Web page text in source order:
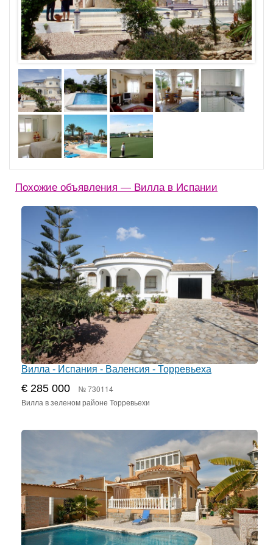
Похожие объявления — Вилла в Испании
Вилла - Испания - Валенсия - Торревьеха
€ 285 000 № 730114
Вилла в зеленом районе Торревьехи